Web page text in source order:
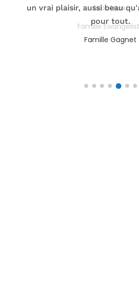
Famille Le Barz
Eléa
Famille
un vrai plaisir, aussi beau
pour tout.
Famille Gagnet